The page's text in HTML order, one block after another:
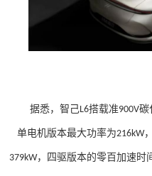
据悉，智己L6搭载准900V碳
单电机版本最大功率为216kW
379kW，四驱版本的零百加速时